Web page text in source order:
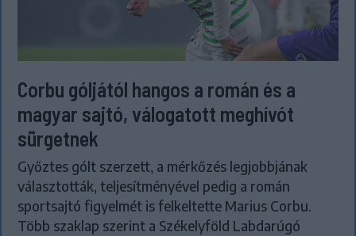
Corbu góljától hangos a román és a
magyar sajtó, válogatott meghívót
sürgetnek
Győztes gólt szerzett, a mérkőzés legjobbjának
választották, teljesítményével pedig a román
sportsajtó figyelmét is felkeltette Marius Corbu.
Több szaklap szerint a Székelyföld Labdarúgó